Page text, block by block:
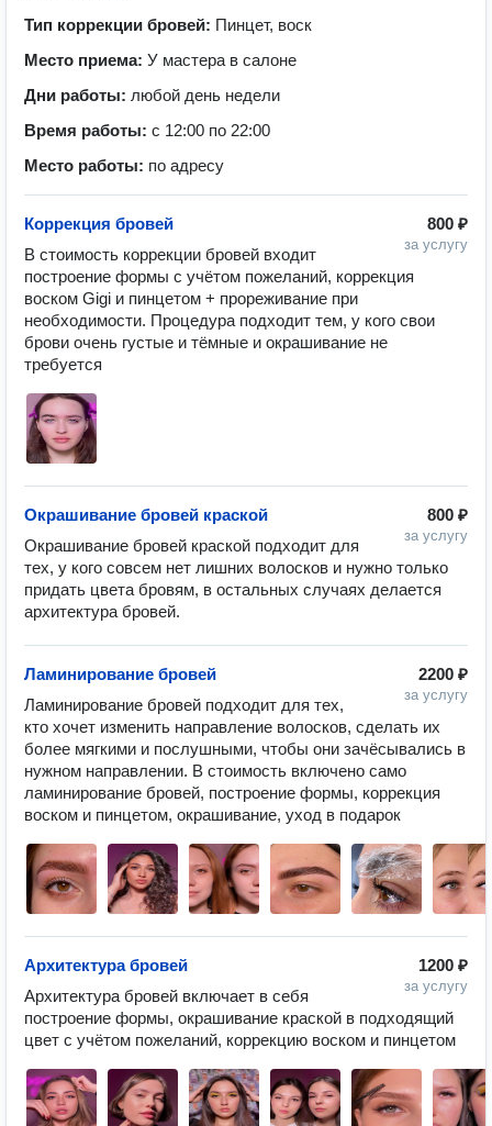
Тип коррекции бровей: Пинцет, воск
Место приема: У мастера в салоне
Дни работы: любой день недели
Время работы: с 12:00 по 22:00
Место работы: по адресу
800 ₽
за услугу
Коррекция бровей
В стоимость коррекции бровей входит
построение формы с учётом пожеланий, коррекция
воском Gigi и пинцетом + прореживание при
необходимости. Процедура подходит тем, у кого свои
брови очень густые и тёмные и окрашивание не
требуется
800 ₽
за услугу
Окрашивание бровей краской
Окрашивание бровей краской подходит для
тех, у кого совсем нет лишних волосков и нужно только
придать цвета бровям, в остальных случаях делается
архитектура бровей.
2200 ₽
за услугу
Ламинирование бровей
Ламинирование бровей подходит для тех,
кто хочет изменить направление волосков, сделать их
более мягкими и послушными, чтобы они зачёсывались в
нужном направлении. В стоимость включено само
ламинирование бровей, построение формы, коррекция
воском и пинцетом, окрашивание, уход в подарок
1200 ₽
за услугу
Архитектура бровей
Архитектура бровей включает в себя
построение формы, окрашивание краской в подходящий
цвет с учётом пожеланий, коррекцию воском и пинцетом